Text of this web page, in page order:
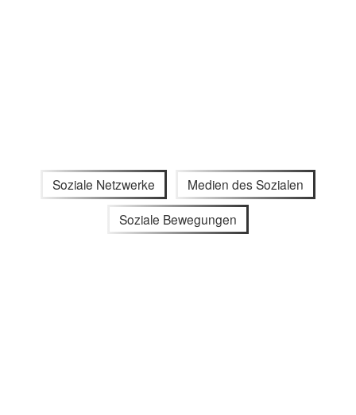
Soziale Netzwerke Medien des Sozialen
Soziale Bewegungen